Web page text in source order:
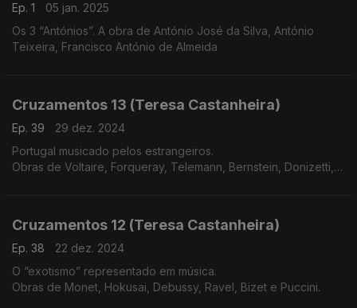
Ep. 1
05 jan. 2025
Os 3 “Antónios”. A obra de António José da Silva, António
Teixeira, Francisco António de Almeida
Cruzamentos 13 (Teresa Castanheira)
Ep. 39
29 dez. 2024
Portugal musicado pelos estrangeiros.
Obras de Voltaire, Forqueray, Telemann, Bernstein, Donizetti,
Cruzamentos 12 (Teresa Castanheira)
Ep. 38
22 dez. 2024
O “exotismo” representado em música.
Obras de Monet, Hokusai, Debussy, Ravel, Bizet e Puccini.